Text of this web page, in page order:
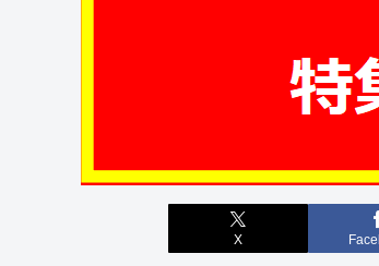
X